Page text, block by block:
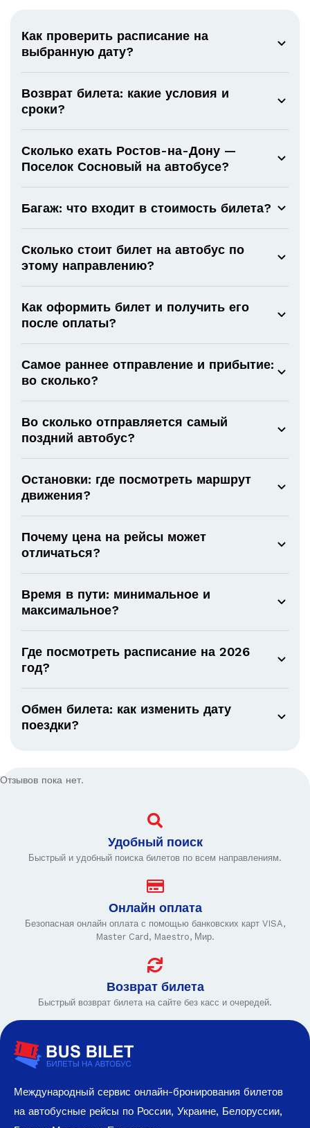
Как проверить расписание на
выбранную дату?
Возврат билета: какие условия и
сроки?
Сколько ехать Ростов-на-Дону —
Поселок Сосновый на автобусе?
Багаж: что входит в стоимость билета?
Сколько стоит билет на автобус по
этому направлению?
Как оформить билет и получить его
после оплаты?
Самое раннее отправление и прибытие:
во сколько?
Во сколько отправляется самый
поздний автобус?
Остановки: где посмотреть маршрут
движения?
Почему цена на рейсы может
отличаться?
Время в пути: минимальное и
максимальное?
Где посмотреть расписание на 2026
год?
Обмен билета: как изменить дату
поездки?
Отзывов пока нет.
Удобный поиск
Быстрый и удобный поиска билетов по всем направлениям.
Онлайн оплата
Безопасная онлайн оплата с помощью банковских карт VISA,
Master Card, Maestro, Мир.
Возврат билета
Быстрый возврат билета на сайте без касс и очередей.
Международный сервис онлайн-бронирования билетов
на автобусные рейсы по России, Украине, Белоруссии,